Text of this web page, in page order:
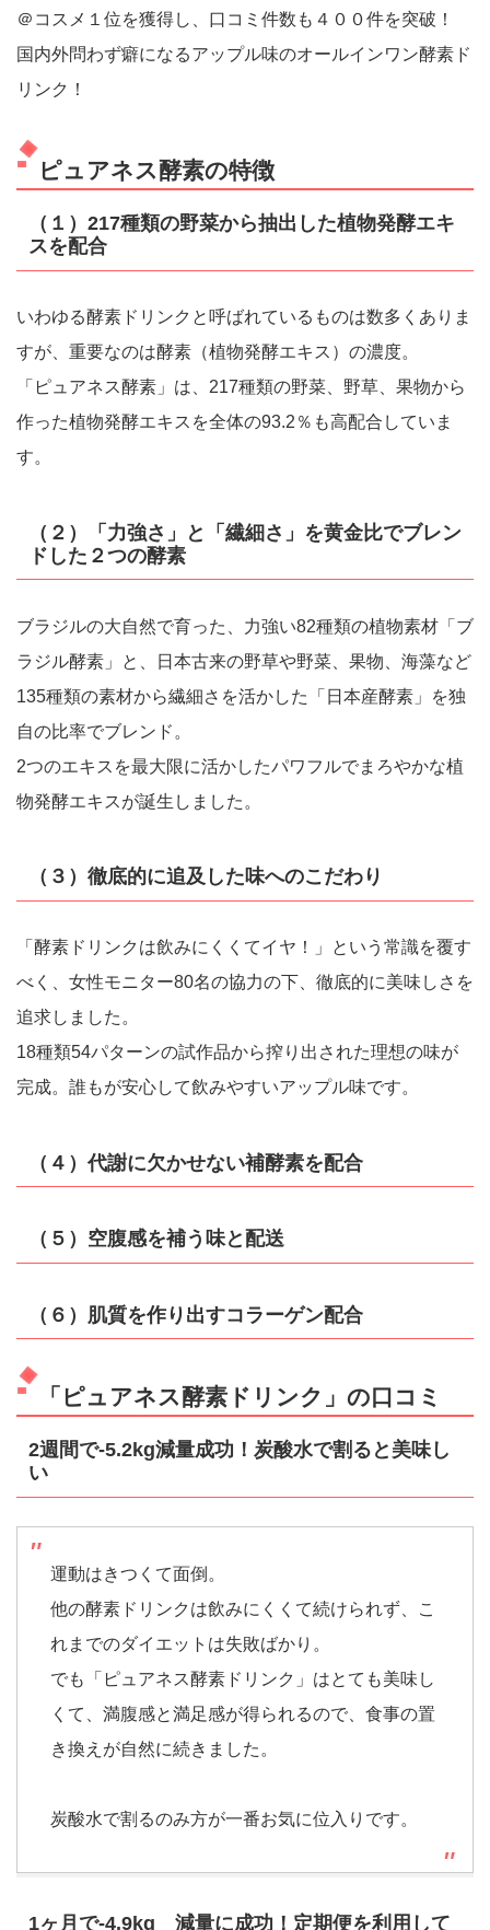
＠コスメ１位を獲得し、口コミ件数も４００件を突破！
国内外問わず癖になるアップル味のオールインワン酵素ド
リンク！
ピュアネス酵素の特徴
（１）217種類の野菜から抽出した植物発酵エキ
スを配合
いわゆる酵素ドリンクと呼ばれているものは数多くありま
すが、重要なのは酵素（植物発酵エキス）の濃度。
「ピュアネス酵素」は、217種類の野菜、野草、果物から
作った植物発酵エキスを全体の93.2％も高配合していま
す。
（２）「力強さ」と「繊細さ」を黄金比でブレン
ドした２つの酵素
ブラジルの大自然で育った、力強い82種類の植物素材「ブ
ラジル酵素」と、日本古来の野草や野菜、果物、海藻など
135種類の素材から繊細さを活かした「日本産酵素」を独
自の比率でブレンド。
2つのエキスを最大限に活かしたパワフルでまろやかな植
物発酵エキスが誕生しました。
（３）徹底的に追及した味へのこだわり
「酵素ドリンクは飲みにくくてイヤ！」という常識を覆す
べく、女性モニター80名の協力の下、徹底的に美味しさを
追求しました。
18種類54パターンの試作品から搾り出された理想の味が
完成。誰もが安心して飲みやすいアップル味です。
（４）代謝に欠かせない補酵素を配合
（５）空腹感を補う味と配送
（６）肌質を作り出すコラーゲン配合
「ピュアネス酵素ドリンク」の口コミ
2週間で-5.2kg減量成功！炭酸水で割ると美味し
い
運動はきつくて面倒。
他の酵素ドリンクは飲みにくくて続けられず、こ
れまでのダイエットは失敗ばかり。
でも「ピュアネス酵素ドリンク」はとても美味し
くて、満腹感と満足感が得られるので、食事の置
き換えが自然に続きました。
炭酸水で割るのみ方が一番お気に位入りです。
1ヶ月で-4.9kg 減量に成功！定期便を利用して